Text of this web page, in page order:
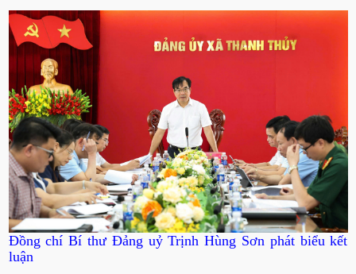
Đồng chí Bí thư Đảng uỷ Trịnh Hùng Sơn phát biểu kết
luận